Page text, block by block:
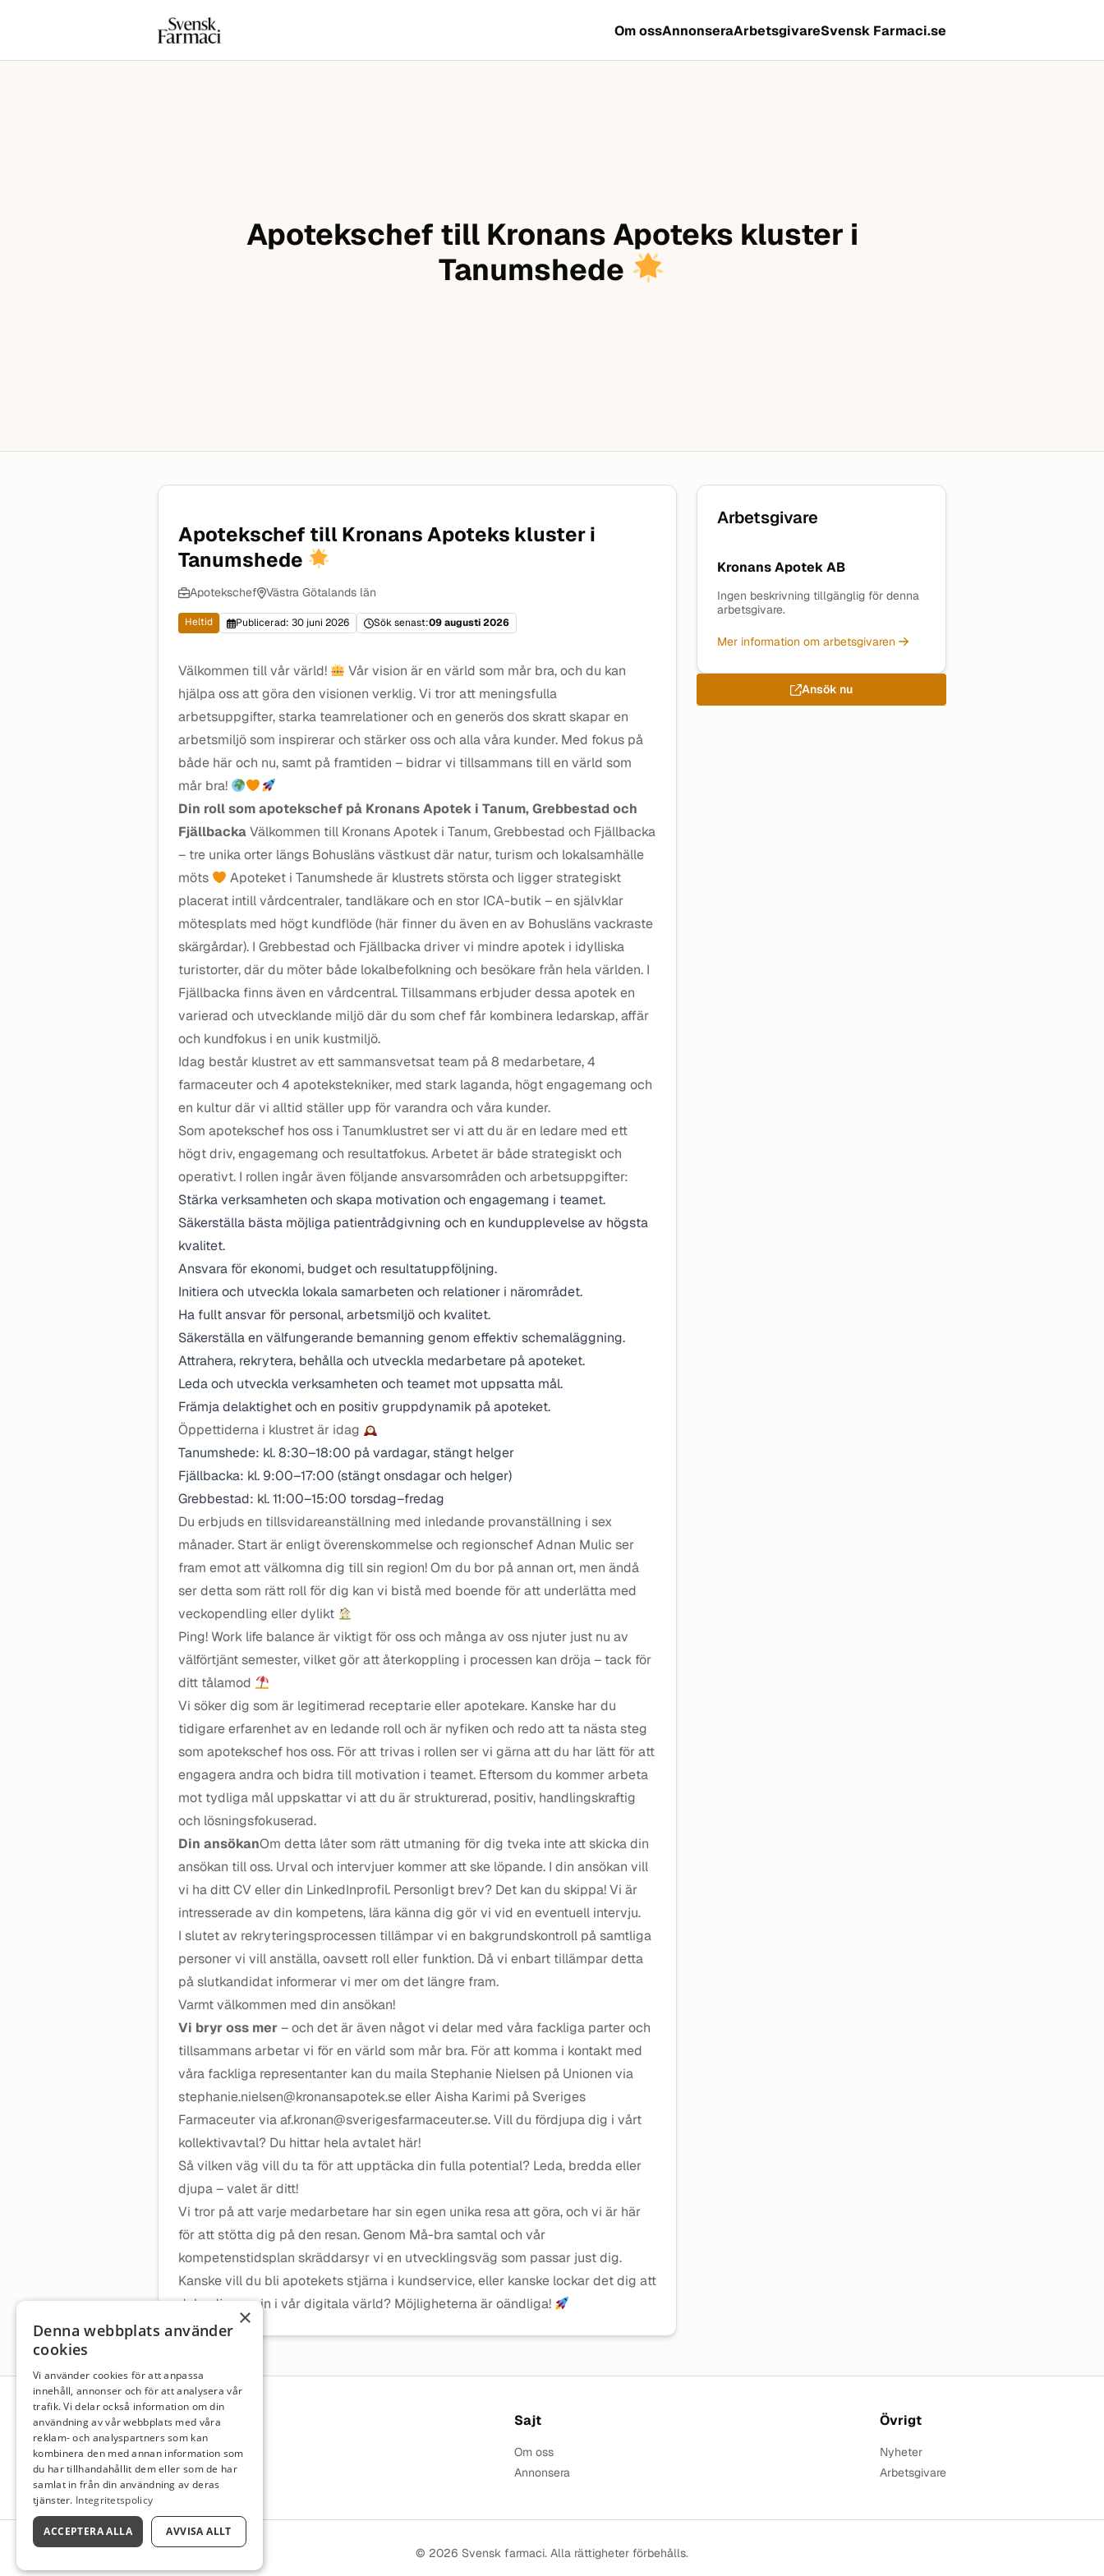
Hoppa till innehåll
Svensk farmaci Om ossAnnonseraArbetsgivareSvensk Farmaci.se
Apotekschef till Kronans Apoteks kluster i
Tanumshede
Apotekschef till Kronans Apoteks kluster i
Tanumshede
Apotekschef Västra Götalands län
Heltid Publicerad: 30 juni 2026 Sök senast:09 augusti 2026
Välkommen till vår värld!
Vår vision är en värld som mår bra, och du kan
hjälpa oss att göra den visionen verklig. Vi tror att meningsfulla
arbetsuppgifter, starka teamrelationer och en generös dos skratt skapar en
arbetsmiljö som inspirerar och stärker oss och alla våra kunder. Med fokus på
både här och nu, samt på framtiden – bidrar vi tillsammans till en värld som
mår bra!
Din roll som apotekschef på Kronans Apotek i Tanum, Grebbestad och
FjällbackaVälkommen till Kronans Apotek i Tanum, Grebbestad och Fjällbacka
– tre unika orter längs Bohusläns västkust där natur, turism och lokalsamhälle
möts
Apoteket i Tanumshede är klustrets största och ligger strategiskt
placerat intill vårdcentraler, tandläkare och en stor ICA-butik – en självklar
mötesplats med högt kundflöde (här finner du även en av Bohusläns vackraste
skärgårdar). I Grebbestad och Fjällbacka driver vi mindre apotek i idylliska
turistorter, där du möter både lokalbefolkning och besökare från hela världen. I
Fjällbacka finns även en vårdcentral. Tillsammans erbjuder dessa apotek en
varierad och utvecklande miljö där du som chef får kombinera ledarskap, affär
och kundfokus i en unik kustmiljö.
Idag består klustret av ett sammansvetsat team på 8 medarbetare, 4
farmaceuter och 4 apotekstekniker, med stark laganda, högt engagemang och
en kultur där vi alltid ställer upp för varandra och våra kunder.
Som apotekschef hos oss i Tanumklustret ser vi att du är en ledare med ett
högt driv, engagemang och resultatfokus. Arbetet är både strategiskt och
operativt. I rollen ingår även följande ansvarsområden och arbetsuppgifter:
Stärka verksamheten och skapa motivation och engagemang i teamet.
Säkerställa bästa möjliga patientrådgivning och en kundupplevelse av högsta
kvalitet.
Ansvara för ekonomi, budget och resultatuppföljning.
Initiera och utveckla lokala samarbeten och relationer i närområdet.
Ha fullt ansvar för personal, arbetsmiljö och kvalitet.
Säkerställa en välfungerande bemanning genom effektiv schemaläggning.
Attrahera, rekrytera, behålla och utveckla medarbetare på apoteket.
Leda och utveckla verksamheten och teamet mot uppsatta mål.
Främja delaktighet och en positiv gruppdynamik på apoteket.
Öppettiderna i klustret är idag
Tanumshede: kl. 8:30–18:00 på vardagar, stängt helger
Fjällbacka: kl. 9:00–17:00 (stängt onsdagar och helger)
Grebbestad: kl. 11:00–15:00 torsdag–fredag
Du erbjuds en tillsvidareanställning med inledande provanställning i sex
månader. Start är enligt överenskommelse och regionschef Adnan Mulic ser
fram emot att välkomna dig till sin region! Om du bor på annan ort, men ändå
ser detta som rätt roll för dig kan vi bistå med boende för att underlätta med
veckopendling eller dylikt
Ping! Work life balance är viktigt för oss och många av oss njuter just nu av
välförtjänt semester, vilket gör att återkoppling i processen kan dröja – tack för
ditt tålamod
Vi söker dig som är legitimerad receptarie eller apotekare. Kanske har du
tidigare erfarenhet av en ledande roll och är nyfiken och redo att ta nästa steg
som apotekschef hos oss. För att trivas i rollen ser vi gärna att du har lätt för att
engagera andra och bidra till motivation i teamet. Eftersom du kommer arbeta
mot tydliga mål uppskattar vi att du är strukturerad, positiv, handlingskraftig
och lösningsfokuserad.
Din ansökanOm detta låter som rätt utmaning för dig tveka inte att skicka din
ansökan till oss. Urval och intervjuer kommer att ske löpande. I din ansökan vill
vi ha ditt CV eller din LinkedInprofil. Personligt brev? Det kan du skippa! Vi är
intresserade av din kompetens, lära känna dig gör vi vid en eventuell intervju.
I slutet av rekryteringsprocessen tillämpar vi en bakgrundskontroll på samtliga
personer vi vill anställa, oavsett roll eller funktion. Då vi enbart tillämpar detta
på slutkandidat informerar vi mer om det längre fram.
Varmt välkommen med din ansökan!
Vi bryr oss mer– och det är även något vi delar med våra fackliga parter och
tillsammans arbetar vi för en värld som mår bra. För att komma i kontakt med
våra fackliga representanter kan du maila Stephanie Nielsen på Unionen via
stephanie.nielsen@kronansapotek.se eller Aisha Karimi på Sveriges
Farmaceuter via af.kronan@sverigesfarmaceuter.se. Vill du fördjupa dig i vårt
kollektivavtal? Du hittar hela avtalet här!
Så vilken väg vill du ta för att upptäcka din fulla potential? Leda, bredda eller
djupa – valet är ditt!
Vi tror på att varje medarbetare har sin egen unika resa att göra, och vi är här
för att stötta dig på den resan. Genom Må-bra samtal och vår
kompetenstidsplan skräddarsyr vi en utvecklingsväg som passar just dig.
Kanske vill du bli apotekets stjärna i kundservice, eller kanske lockar det dig att
dyka djupare in i vår digitala värld? Möjligheterna är oändliga!
Arbetsgivare
Kronans Apotek AB
Ingen beskrivning tillgänglig för denna
arbetsgivare.
Mer information om arbetsgivaren
Ansök nu
Sidfot
Sajt
Om oss
Annonsera
Övrigt
Nyheter
Arbetsgivare
© 2026 Svensk farmaci. Alla rättigheter förbehålls.
×
Denna webbplats använder
cookies
Vi använder cookies för att anpassa
innehåll, annonser och för att analysera vår
trafik. Vi delar också information om din
användning av vår webbplats med våra
reklam- och analyspartners som kan
kombinera den med annan information som
du har tillhandahållit dem eller som de har
samlat in från din användning av deras
tjänster. Integritetspolicy
ACCEPTERA ALLA AVVISA ALLT